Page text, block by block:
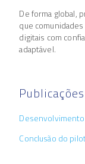
De forma global,
que
digitais com
adaptável.
Conclusão do